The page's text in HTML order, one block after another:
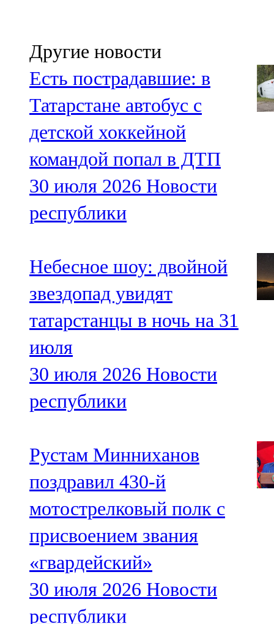
Другие новости
Есть пострадавшие: в
Татарстане автобус с
детской хоккейной
командой попал в ДТП
30 июля 2026 Новости
республики
Небесное шоу: двойной
звездопад увидят
татарстанцы в ночь на 31
июля
30 июля 2026 Новости
республики
Рустам Минниханов
поздравил 430-й
мотострелковый полк с
присвоением звания
«гвардейский»
30 июля 2026 Новости
республики